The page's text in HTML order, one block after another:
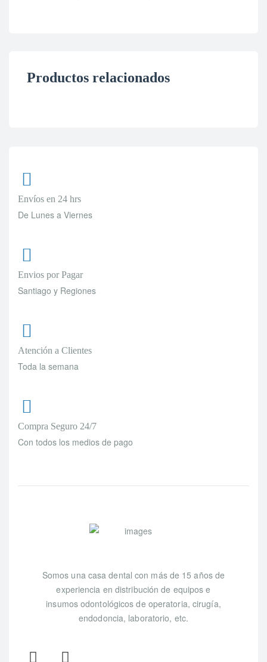
Productos relacionados
Envíos en 24 hrs
De Lunes a Viernes
Envios por Pagar
Santiago y Regiones
Atención a Clientes
Toda la semana
Compra Seguro 24/7
Con todos los medios de pago
Somos una casa dental con más de 15 años de
experiencia en distribución de equipos e
insumos odontológicos de operatoria, cirugía,
endodoncia, laboratorio, etc.